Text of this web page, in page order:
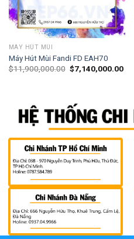
MÁY HÚT MÙI
Máy Hút Mùi Fandi FD EAH70
$11,900,000.00 $7,140,000.00